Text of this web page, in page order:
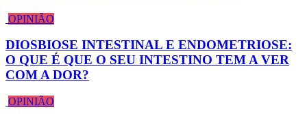
OPINIÃO
DIOSBIOSE INTESTINAL E ENDOMETRIOSE:
O QUE É QUE O SEU INTESTINO TEM A VER
COM A DOR?
OPINIÃO